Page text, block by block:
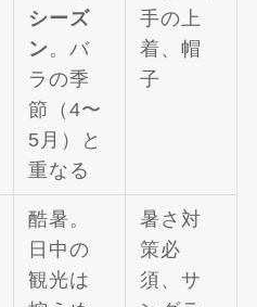
シーズ
ン 。バ
ラの季
節（4〜
5月）と
重なる
手の上
着、帽
子
酷暑。
日中の
観光は
暑さ対
策必
須、サ